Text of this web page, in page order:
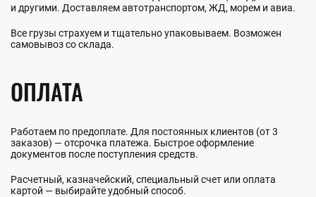
и другими. Доставляем автотранспортом, ЖД, морем и авиа.
Все грузы страхуем и тщательно упаковываем. Возможен
самовывоз со склада.
ОПЛАТА
Работаем по предоплате. Для постоянных клиентов (от 3
заказов) — отсрочка платежа. Быстрое оформление
документов после поступления средств.
Расчетный, казначейский, специальный счет или оплата
картой — выбирайте удобный способ.